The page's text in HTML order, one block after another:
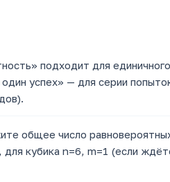
подходит для
успех» — для серии
общее число
кубика n=6, m=1 (если